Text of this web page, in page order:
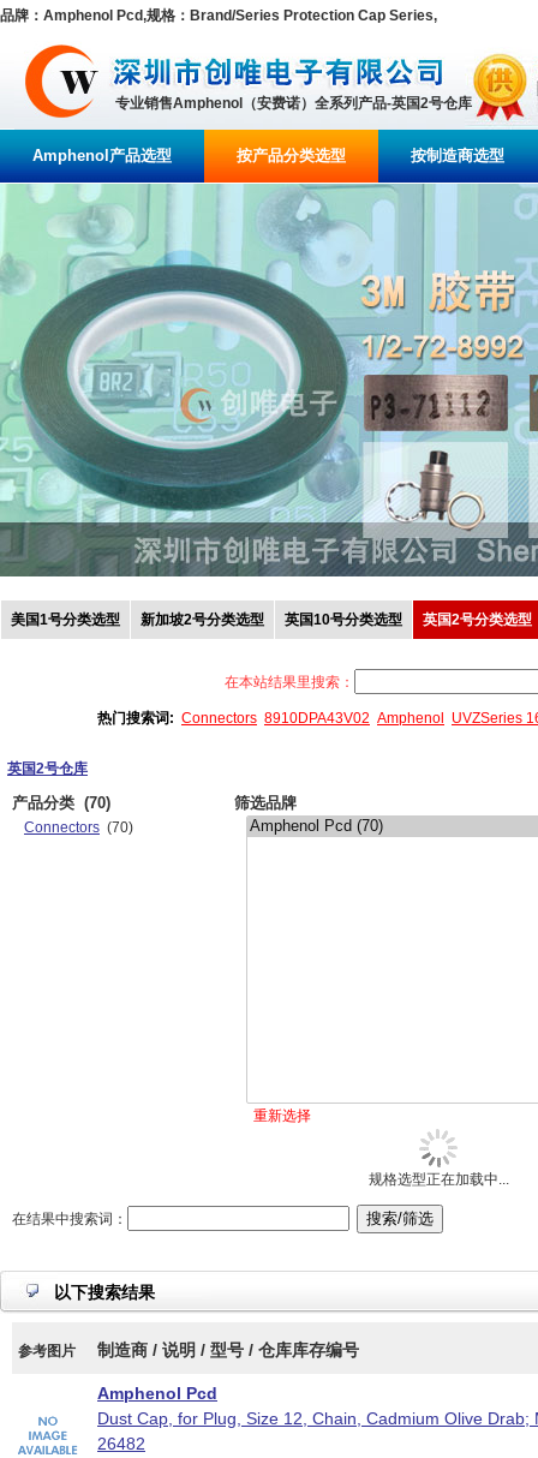
品牌：Amphenol Pcd,规格：Brand/Series Protection Cap Series,
专业销售Amphenol（安费诺）全系列产品-英国2号仓库
Amphenol产品选型 按产品分类选型 按制造商选型
美国1号分类选型 新加坡2号分类选型 英国10号分类选型 英国2号分类选型
在本站结果里搜索：
热门搜索词: Connectors 8910DPA43V02 Amphenol UVZSeries
英国2号仓库
产品分类 (70)
Connectors (70)
筛选品牌
重新选择
规格选型正在加载中...
在结果中搜索词：
以下搜索结果
参考图片 制造商 / 说明 / 型号 / 仓库库存编号
Amphenol Pcd
Dust Cap, for Plug, Size 12, Chain, Cadmium Olive Drab;
26482